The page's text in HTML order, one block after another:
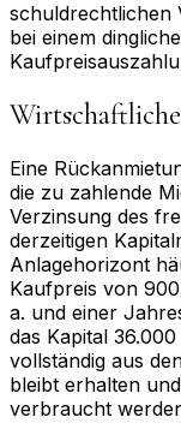
schuldrechtlichen
bei einem
Eine
die zu zahlende
Verzinsung des
derzeitigen
Anlagehorizont
Kaufpreis von
a. und einer
das Kapital
vollständig aus
bleibt erhalten
verbraucht